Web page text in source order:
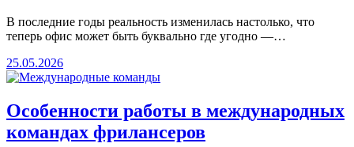
В последние годы реальность изменилась настолько, что
теперь офис может быть буквально где угодно —…
25.05.2026
Особенности работы в международных
командах фрилансеров